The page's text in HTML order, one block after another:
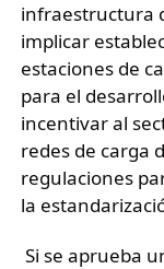
infraestructura
implicar
estaciones de
para el
incentivar al
redes de carga
regulaciones
la